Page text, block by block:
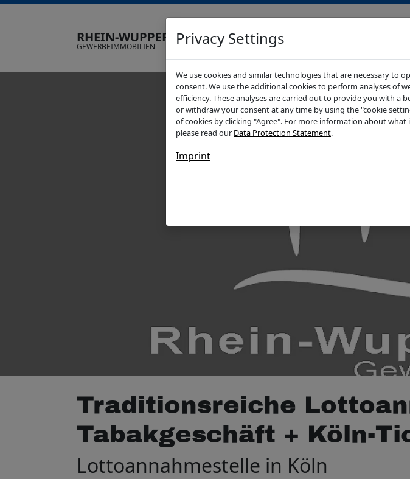
RHEIN-WUPPER-IMMO
GEWERBEIMMOBILIEN
Traditionsreiche
Tabakgeschäft + Köln-
Lottoannahmestelle in Köln
Privacy Settings
We use cookies and similar technologies that are necessary to
consent. We use the additional cookies to perform analyses of
efficiency. These analyses are carried out to provide you with a
or withdraw your consent at any time by using the "cookie
of cookies by clicking "Agree". For more information about
please read our Data Protection Statement.
Imprint